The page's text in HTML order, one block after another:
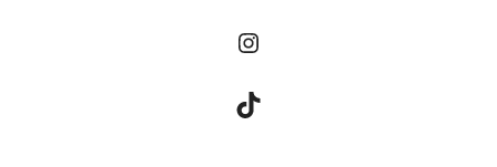
Instagram
TikTok